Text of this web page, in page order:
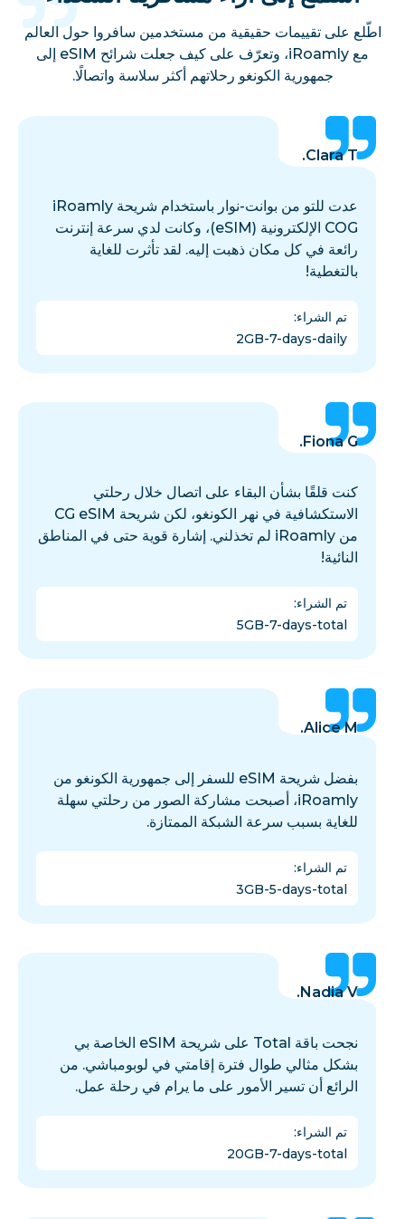
اطّلع على تقييمات حقيقية من مستخدمين سافروا حول العالم
مع iRoamly، وتعرّف على كيف جعلت شرائح eSIM إلى
جمهورية الكونغو رحلاتهم أكثر سلاسة واتصالًا.
Clara T.
عدت للتو من بوانت-نوار باستخدام شريحة iRoamly
COG الإلكترونية (eSIM)، وكانت لدي سرعة إنترنت
رائعة في كل مكان ذهبت إليه. لقد تأثرت للغاية
بالتغطية!
تم الشراء:
2GB-7-days-daily
Fiona G.
كنت قلقًا بشأن البقاء على اتصال خلال رحلتي
الاستكشافية في نهر الكونغو، لكن شريحة CG eSIM
من iRoamly لم تخذلني. إشارة قوية حتى في المناطق
النائية!
تم الشراء:
5GB-7-days-total
Alice M.
بفضل شريحة eSIM للسفر إلى جمهورية الكونغو من
iRoamly، أصبحت مشاركة الصور من رحلتي سهلة
للغاية بسبب سرعة الشبكة الممتازة.
تم الشراء:
3GB-5-days-total
Nadia V.
نجحت باقة Total على شريحة eSIM الخاصة بي
بشكل مثالي طوال فترة إقامتي في لوبومباشي. من
الرائع أن تسير الأمور على ما يرام في رحلة عمل.
تم الشراء:
20GB-7-days-total